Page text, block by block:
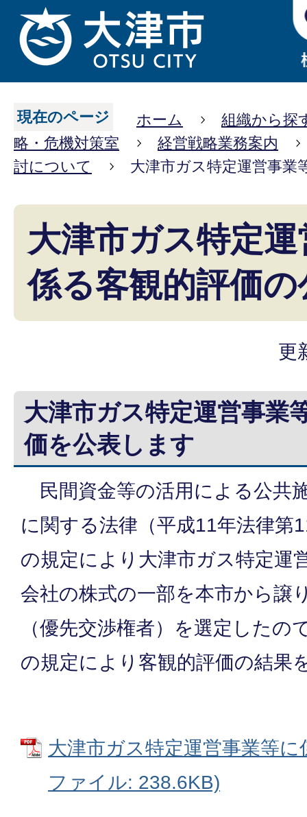
現在のページ ホーム
組織から探
略・危機対策室
経営戦略業務案内
討について
大津市ガス特定運営事業
大津市ガス特定
係る客観的評価の
更
大津市ガス特定運営事業
価を公表します
民間資金等の活用による公共
に関する法律（平成11年法律第
の規定により大津市ガス特定運
会社の株式の一部を本市から譲
（優先交渉権者）を選定したの
の規定により客観的評価の結果
大津市ガス特定運営事業等
ファイル: 238.6KB)